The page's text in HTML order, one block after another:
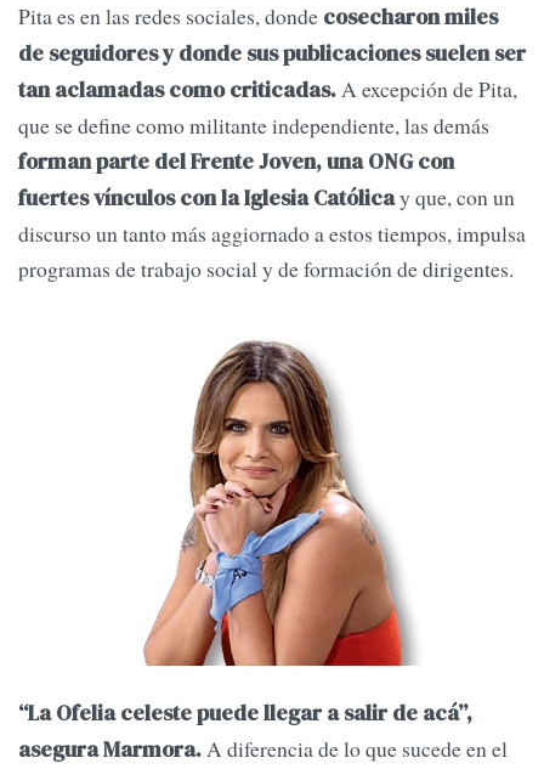
Pita es en las redes sociales, donde cosecharon miles
de seguidores y donde sus publicaciones suelen ser
tan aclamadas como criticadas.A excepción de Pita,
que se define como militante independiente, las demás
forman parte del Frente Joven, una ONG con
fuertes vínculos con la Iglesia Católicay que, con un
discurso un tanto más aggiornado a estos tiempos, impulsa
programas de trabajo social y de formación de dirigentes.
“La Ofelia celeste puede llegar a salir de acá”,
asegura Marmora.A diferencia de lo que sucede en el